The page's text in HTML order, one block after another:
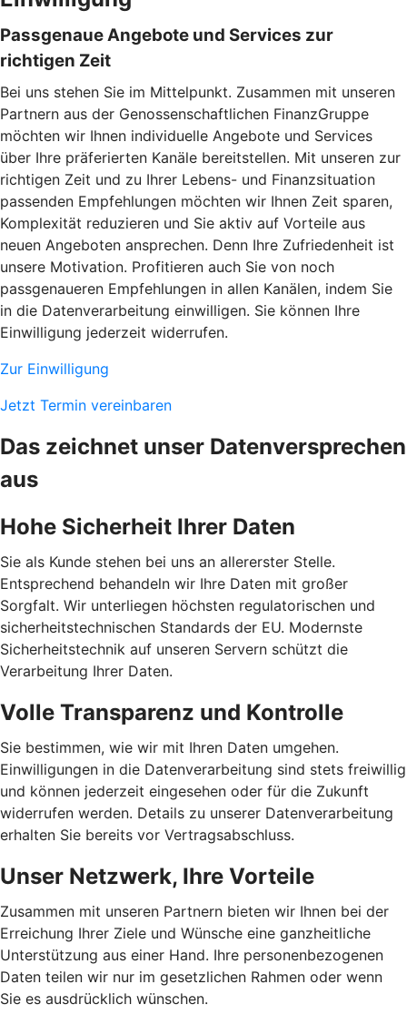
Passgenaue Angebote und Services zur
richtigen Zeit
Bei uns stehen Sie im Mittelpunkt. Zusammen mit unseren
Partnern aus der Genossenschaftlichen FinanzGruppe
möchten wir Ihnen individuelle Angebote und Services
über Ihre präferierten Kanäle bereitstellen. Mit unseren zur
richtigen Zeit und zu Ihrer Lebens- und Finanzsituation
passenden Empfehlungen möchten wir Ihnen Zeit sparen,
Komplexität reduzieren und Sie aktiv auf Vorteile aus
neuen Angeboten ansprechen. Denn Ihre Zufriedenheit ist
unsere Motivation. Profitieren auch Sie von noch
passgenaueren Empfehlungen in allen Kanälen, indem Sie
in die Datenverarbeitung einwilligen. Sie können Ihre
Einwilligung jederzeit widerrufen.
Zur Einwilligung
Jetzt Termin vereinbaren
Das zeichnet unser Datenversprechen
aus
Hohe Sicherheit Ihrer Daten
Sie als Kunde stehen bei uns an allererster Stelle.
Entsprechend behandeln wir Ihre Daten mit großer
Sorgfalt. Wir unterliegen höchsten regulatorischen und
sicherheitstechnischen Standards der EU. Modernste
Sicherheitstechnik auf unseren Servern schützt die
Verarbeitung Ihrer Daten.
Volle Transparenz und Kontrolle
Sie bestimmen, wie wir mit Ihren Daten umgehen.
Einwilligungen in die Datenverarbeitung sind stets freiwillig
und können jederzeit eingesehen oder für die Zukunft
widerrufen werden. Details zu unserer Datenverarbeitung
erhalten Sie bereits vor Vertragsabschluss.
Unser Netzwerk, Ihre Vorteile
Zusammen mit unseren Partnern bieten wir Ihnen bei der
Erreichung Ihrer Ziele und Wünsche eine ganzheitliche
Unterstützung aus einer Hand. Ihre personenbezogenen
Daten teilen wir nur im gesetzlichen Rahmen oder wenn
Sie es ausdrücklich wünschen.